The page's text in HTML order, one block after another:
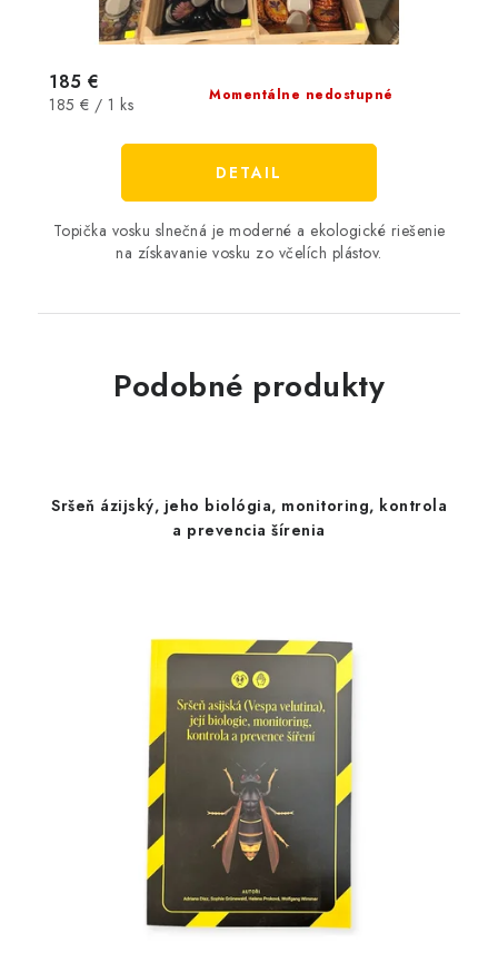
Momentálne nedostupné
185 €
Jednotková
185 € / 1 ks
DETAIL
Topička vosku slnečná je moderné a ekologické riešenie
na získavanie vosku zo včelích plástov.
Podobné produkty
Sršeň ázijský, jeho biológia, monitoring, kontrola
a prevencia šírenia